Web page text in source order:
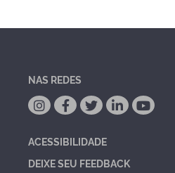
NAS REDES
ACESSIBILIDADE
DEIXE SEU FEEDBACK